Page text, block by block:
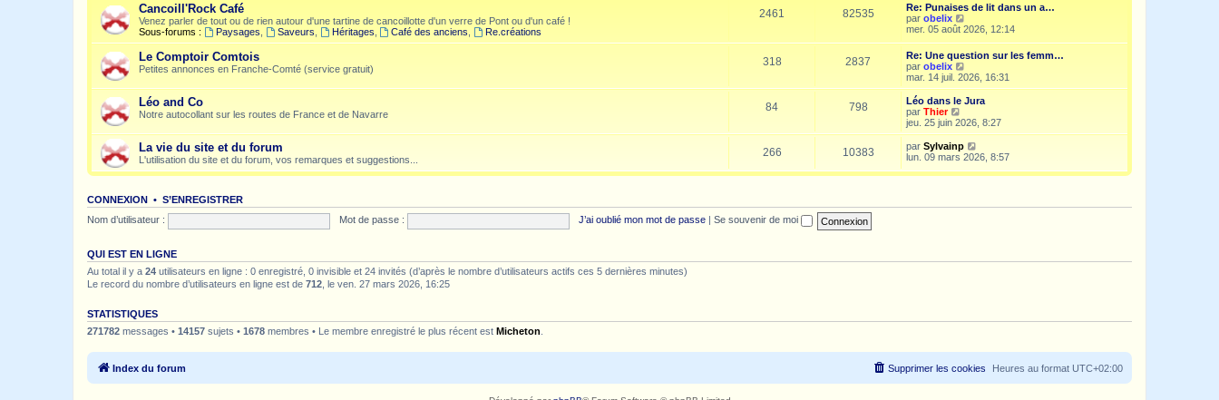
s
a
g
e
e
m
e
s
a
g
e
e
n
i
e
m
e
s
a
g
Cancoill'Rock Café
Venez parler de tout ou de rien autour d'une tartine de cancoillotte d'un verre de Pont ou d'un café !
Sous-forums :
Paysages Saveurs Héritages Café des anciens Re.créations
2461 82535
Re: Punaises de lit dans un a…
par obelix
o
l
e
d
e
r
i
e
r
m
e
mer. 05 août 2026, 12:14
Le Comptoir Comtois
Petites annonces en Franche-Comté (service gratuit)
318 2837
Re: Une question sur les femm…
par obelix
o
i
r
e
e
r
n
i
m
g
mar. 14 juil. 2026, 16:31
Léo and Co
Notre autocollant sur les routes de France et de Navarre
84 798
Léo dans le Jura
par Thier
o
i
r
d
n
e
jeu. 25 juin 2026, 8:27
La vie du site et du forum
L'utilisation du site et du forum, vos remarques et suggestions...
266 10383 par Sylvainp
o
r
d
e
s
e
lun. 09 mars 2026, 8:57
CONNEXION • S’ENREGISTRER
Nom d’utilisateur :
Mot de passe : J’ai oublié mon mot de passe Se souvenir de moi
QUI EST EN LIGNE
Au total il y a 24 utilisateurs en ligne : 0 enregistré, 0 invisible et 24 invités (d’après le nombre d’utilisateurs actifs ces 5 dernières minutes)
Le record du nombre d’utilisateurs en ligne est de 712 , le ven. 27 mars 2026, 16:25
STATISTIQUES
271782 messages • 14157 sujets • 1678 membres • Le membre enregistré le plus récent est Micheton
Index du forum Heures au format UTC+02:00
Supprimer les cookies